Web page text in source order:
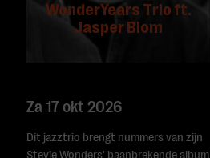
WonderYears Trio ft.
Jasper Blom
Za 17 okt 2026
Dit jazztrio brengt nummers van zijn
Stevie Wonders' baanbrekende album